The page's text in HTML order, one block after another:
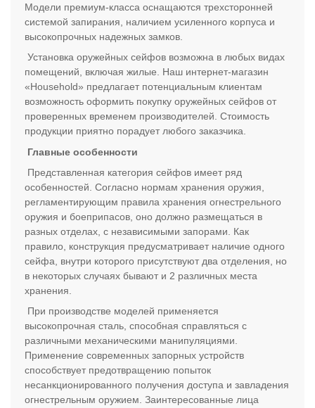
Модели премиум-класса оснащаются трехсторонней
системой запирания, наличием усиленного корпуса и
высокопрочных надежных замков.
Установка оружейных сейфов возможна в любых видах
помещений, включая жилые. Наш интернет-магазин
«Household» предлагает потенциальным клиентам
возможность оформить покупку оружейных сейфов от
проверенных временем производителей. Стоимость
продукции приятно порадует любого заказчика.
Главные особенности
Представленная категория сейфов имеет ряд
особенностей. Согласно нормам хранения оружия,
регламентирующим правила хранения огнестрельного
оружия и боеприпасов, оно должно размещаться в
разных отделах, с независимыми запорами. Как
правило, конструкция предусматривает наличие одного
сейфа, внутри которого присутствуют два отделения, но
в некоторых случаях бывают и 2 различных места
хранения.
При производстве моделей применяется
высокопрочная сталь, способная справляться с
различными механическими манипуляциями.
Применение современных запорных устройств
способствует предотвращению попыток
несанкционированного получения доступа и завладения
огнестрельным оружием. Заинтересованные лица